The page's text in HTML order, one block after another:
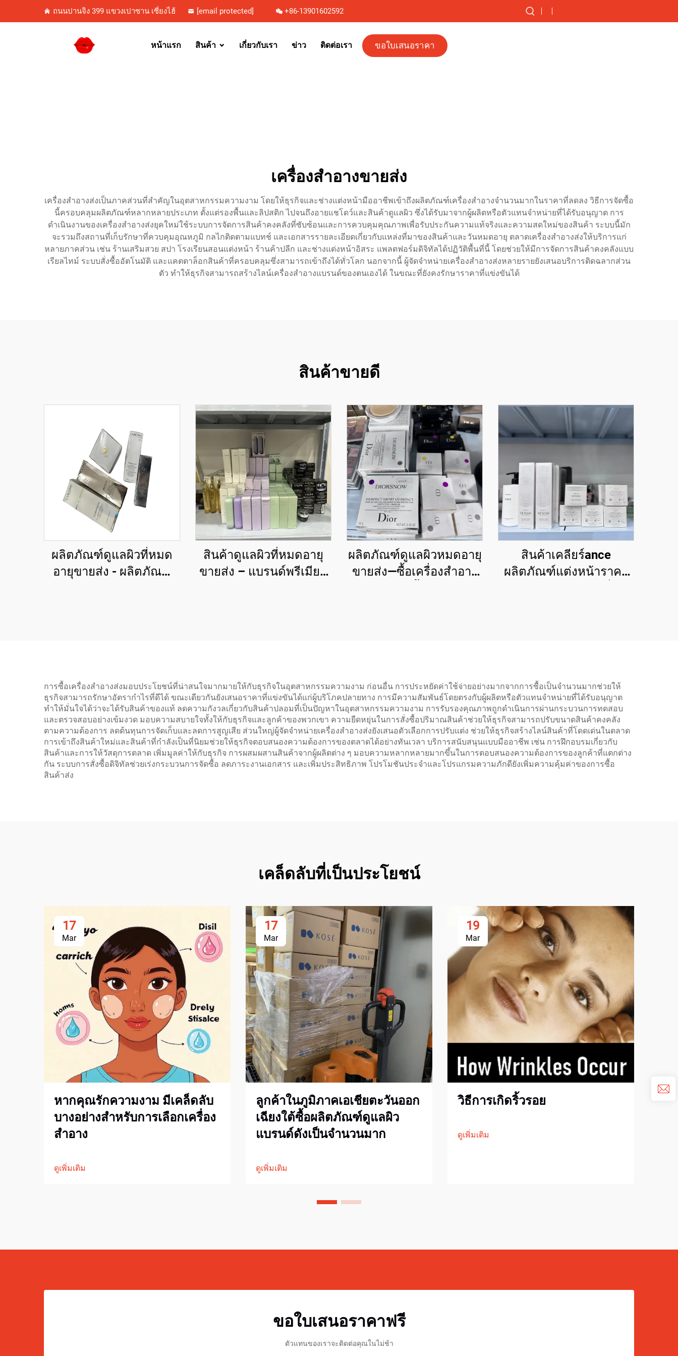
ถนนปานจิง 399 แขวงเปาซาน เซี่ยงไฮ้ [email protected] +86-13901602592
หน้าแรก สินค้า เกี่ยวกับเรา ข่าว ติดต่อเรา ขอใบเสนอราคา
เครื่องสำอางขายส่ง
เครื่องสำอางส่งเป็นภาคส่วนที่สำคัญในอุตสาหกรรมความงาม โดยให้ธุรกิจและช่างแต่งหน้ามืออาชีพเข้าถึงผลิตภัณฑ์เครื่องสำอางจำนวนมากในราคาที่ลดลง วิธีการจัดซื้อ
นี้ครอบคลุมผลิตภัณฑ์หลากหลายประเภท ตั้งแต่รองพื้นและลิปสติก ไปจนถึงอายแชโดว์และสินค้าดูแลผิว ซึ่งได้รับมาจากผู้ผลิตหรือตัวแทนจำหน่ายที่ได้รับอนุญาต การ
ดำเนินงานของเครื่องสำอางส่งยุคใหม่ใช้ระบบการจัดการสินค้าคงคลังที่ซับซ้อนและการควบคุมคุณภาพเพื่อรับประกันความแท้จริงและความสดใหม่ของสินค้า ระบบนี้มัก
จะรวมถึงสถานที่เก็บรักษาที่ควบคุมอุณหภูมิ กลไกติดตามแบทช์ และเอกสารรายละเอียดเกี่ยวกับแหล่งที่มาของสินค้าและวันหมดอายุ ตลาดเครื่องสำอางส่งให้บริการแก่
หลายภาคส่วน เช่น ร้านเสริมสวย สปา โรงเรียนสอนแต่งหน้า ร้านค้าปลีก และช่างแต่งหน้าอิสระ แพลตฟอร์มดิจิทัลได้ปฏิวัติพื้นที่นี้ โดยช่วยให้มีการจัดการสินค้าคงคลังแบบ
เรียลไทม์ ระบบสั่งซื้ออัตโนมัติ และแคตตาล็อกสินค้าที่ครอบคลุมซึ่งสามารถเข้าถึงได้ทั่วโลก นอกจากนี้ ผู้จัดจำหน่ายเครื่องสำอางส่งหลายรายยังเสนอบริการติดฉลากส่วน
ตัว ทำให้ธุรกิจสามารถสร้างไลน์เครื่องสำอางแบรนด์ของตนเองได้ ในขณะที่ยังคงรักษาราคาที่แข่งขันได้
สินค้าขายดี
ผลิตภัณฑ์ดูแลผิวที่หมด
อายุขายส่ง - ผลิตภัณฑ์
สินค้าดูแลผิวที่หมดอายุ
ขายส่ง – แบรนด์พรีเมียม
ผลิตภัณฑ์ดูแลผิวหมดอายุ
ขายส่ง—ซื้อเครื่องสำอาง
Dior ฯลฯ
สินค้าเคลียร์ance
ผลิตภัณฑ์แต่งหน้าราคา
การซื้อเครื่องสำอางส่งมอบประโยชน์ที่น่าสนใจมากมายให้กับธุรกิจในอุตสาหกรรมความงาม ก่อนอื่น การประหยัดค่าใช้จ่ายอย่างมากจากการซื้อเป็นจำนวนมากช่วยให้
ธุรกิจสามารถรักษาอัตรากำไรที่ดีได้ ขณะเดียวกันยังเสนอราคาที่แข่งขันได้แก่ผู้บริโภคปลายทาง การมีความสัมพันธ์โดยตรงกับผู้ผลิตหรือตัวแทนจำหน่ายที่ได้รับอนุญาต
ทำให้มั่นใจได้ว่าจะได้รับสินค้าของแท้ ลดความกังวลเกี่ยวกับสินค้าปลอมที่เป็นปัญหาในอุตสาหกรรมความงาม การรับรองคุณภาพถูกดำเนินการผ่านกระบวนการทดสอบ
และตรวจสอบอย่างเข้มงวด มอบความสบายใจทั้งให้กับธุรกิจและลูกค้าของพวกเขา ความยืดหยุ่นในการสั่งซื้อปริมาณสินค้าช่วยให้ธุรกิจสามารถปรับขนาดสินค้าคงคลัง
ตามความต้องการ ลดต้นทุนการจัดเก็บและลดการสูญเสีย ส่วนใหญ่ผู้จัดจำหน่ายเครื่องสำอางส่งยังเสนอตัวเลือกการปรับแต่ง ช่วยให้ธุรกิจสร้างไลน์สินค้าที่โดดเด่นในตลาด
การเข้าถึงสินค้าใหม่และสินค้าที่กำลังเป็นที่นิยมช่วยให้ธุรกิจตอบสนองความต้องการของตลาดได้อย่างทันเวลา บริการสนับสนุนแบบมืออาชีพ เช่น การฝึกอบรมเกี่ยวกับ
สินค้าและการให้วัสดุการตลาด เพิ่มมูลค่าให้กับธุรกิจ การผสมผสานสินค้าจากผู้ผลิตต่าง ๆ มอบความหลากหลายมากขึ้นในการตอบสนองความต้องการของลูกค้าที่แตกต่าง
กัน ระบบการสั่งซื้อดิจิทัลช่วยเร่งกระบวนการจัดซื้อ ลดภาระงานเอกสาร และเพิ่มประสิทธิภาพ โปรโมชันประจำและโปรแกรมความภักดียังเพิ่มความคุ้มค่าของการซื้อ
สินค้าส่ง
เคล็ดลับที่เป็นประโยชน์
17
Mar
หากคุณรักความงาม มีเคล็ดลับ
บางอย่างสำหรับการเลือกเครื่อง
สำอาง
ดูเพิ่มเติม
17
Mar
ลูกค้าในภูมิภาคเอเชียตะวันออก
เฉียงใต้ซื้อผลิตภัณฑ์ดูแลผิว
แบรนด์ดังเป็นจำนวนมาก
ดูเพิ่มเติม
19
Mar
วิธีการเกิดริ้วรอย
ดูเพิ่มเติม
เค
ขอใบเสนอราคาฟรี
ตัวแทนของเราจะติดต่อคุณในไม่ช้า